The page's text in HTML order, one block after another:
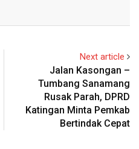
Next article
Jalan Kasongan –
Tumbang Sanamang
Rusak Parah, DPRD
Katingan Minta Pemkab
Bertindak Cepat